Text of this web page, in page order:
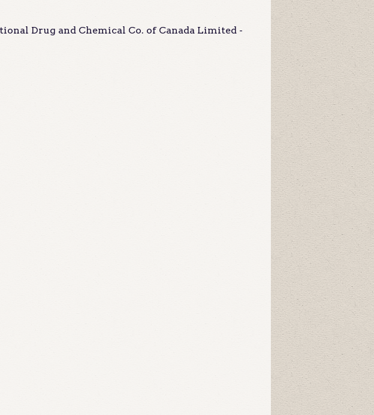
Drug and Chemical Co. of Canada Limited -